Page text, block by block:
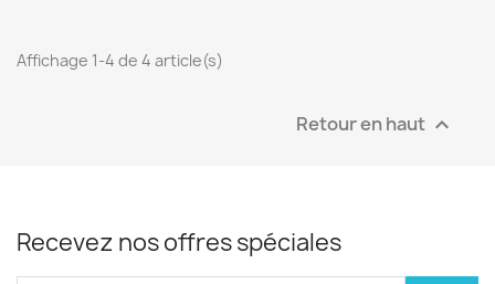
Affichage 1-4 de 4 article(s)
Retour en haut 
Recevez nos offres spéciales